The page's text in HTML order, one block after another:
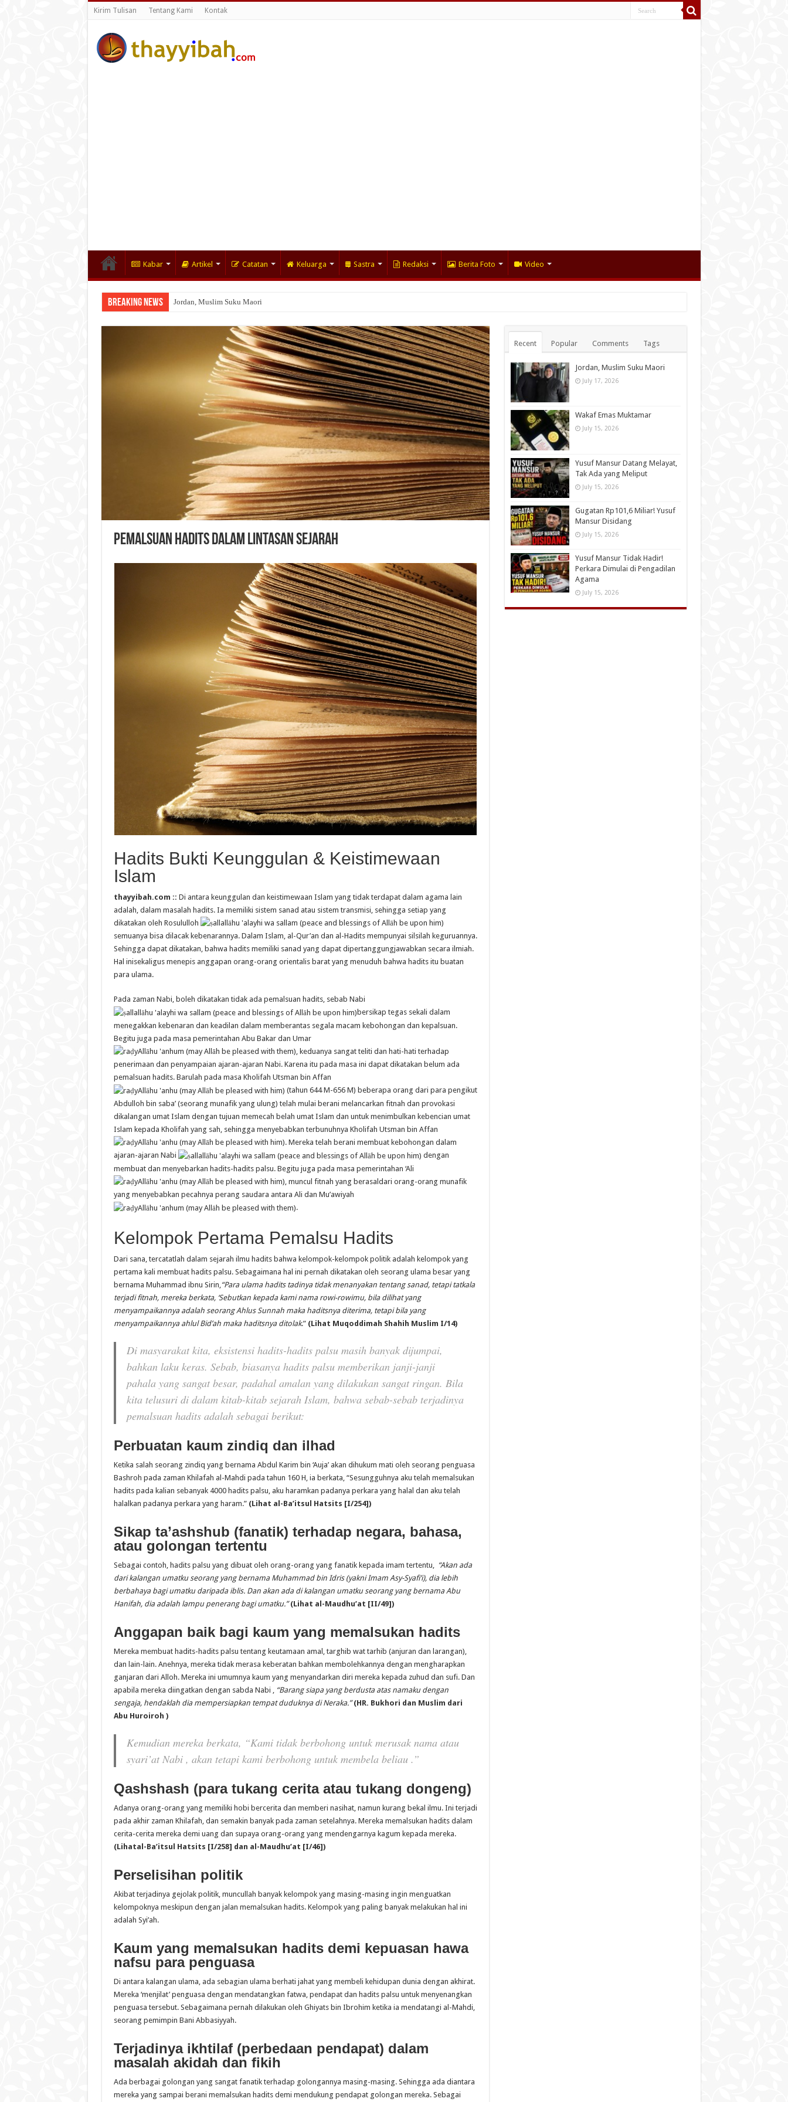
Kirim Tulisan Tentang Kami Kontak
Kabar Artikel Catatan Keluarga Sastra Redaksi Berita Foto Video
Breaking News Jordan, Muslim Suku Maori
Wakaf Emas Muktamar
Pemalsuan Hadits Dalam Lintasan Sejarah
Hadits Bukti Keunggulan & Keistimewaan
Islam
thayyibah.com :: Di antara keunggulan dan keistimewaan Islam yang tidak terdapat dalam agama lain
adalah, dalam masalah hadits. Ia memiliki sistem sanad atau sistem transmisi, sehingga setiap yang
dikatakan oleh Rosululloh
semuanya bisa dilacak kebenarannya. Dalam Islam, al-Qur’an dan al-Hadits mempunyai silsilah keguruannya.
Sehingga dapat dikatakan, bahwa hadits memiliki sanad yang dapat dipertanggungjawabkan secara ilmiah.
Hal inisekaligus menepis anggapan orang-orang orientalis barat yang menuduh bahwa hadits itu buatan
para ulama.
Pada zaman Nabi, boleh dikatakan tidak ada pemalsuan hadits, sebab Nabi
bersikap tegas sekali dalam
menegakkan kebenaran dan keadilan dalam memberantas segala macam kebohongan dan kepalsuan.
Begitu juga pada masa pemerintahan Abu Bakar dan Umar
, keduanya sangat teliti dan hati-hati terhadap
penerimaan dan penyampaian ajaran-ajaran Nabi. Karena itu pada masa ini dapat dikatakan belum ada
pemalsuan hadits. Barulah pada masa Kholifah Utsman bin Affan
(tahun 644 M-656 M) beberapa orang dari para pengikut
Abdulloh bin saba’ (seorang munafik yang ulung) telah mulai berani melancarkan fitnah dan provokasi
dikalangan umat Islam dengan tujuan memecah belah umat Islam dan untuk menimbulkan kebencian umat
Islam kepada Kholifah yang sah, sehingga menyebabkan terbunuhnya Kholifah Utsman bin Affan
. Mereka telah berani membuat kebohongan dalam
ajaran-ajaran Nabi
dengan
membuat dan menyebarkan hadits-hadits palsu. Begitu juga pada masa pemerintahan ‘Ali
, muncul fitnah yang berasaldari orang-orang munafik
yang menyebabkan pecahnya perang saudara antara Ali dan Mu’awiyah
.
Kelompok Pertama Pemalsu Hadits
Dari sana, tercatatlah dalam sejarah ilmu hadits bahwa kelompok-kelompok politik adalah kelompok yang
pertama kali membuat hadits palsu. Sebagaimana hal ini pernah dikatakan oleh seorang ulama besar yang
bernama Muhammad ibnu Sirin, “Para ulama hadits tadinya tidak menanyakan tentang sanad, tetapi tatkala
terjadi fitnah, mereka berkata, ‘Sebutkan kepada kami nama rowi-rowimu, bila dilihat yang
menyampaikannya adalah seorang AhlusSunnah maka haditsnya diterima, tetapi bila yang
menyampaikannya ahlulBid’ah maka haditsnya ditolak.” (Lihat Muqoddimah Shahih Muslim I/14)
Di masyarakat kita, eksistensi hadits-hadits palsu masih banyak dijumpai,
bahkan laku keras. Sebab, biasanya hadits palsu memberikan janji-janji
pahala yang sangat besar, padahal amalan yang dilakukan sangat ringan. Bila
kita telusuri di dalam kitab-kitab sejarah Islam, bahwa sebab-sebab terjadinya
pemalsuan hadits adalah sebagai berikut:
Perbuatan kaum zindiq dan ilhad
Ketika salah seorang zindiq yang bernama Abdul Karim bin ‘Auja’ akan dihukum mati oleh seorang penguasa
Bashroh pada zaman Khilafah al-Mahdi pada tahun 160 H, ia berkata, “Sesungguhnya aku telah memalsukan
hadits pada kalian sebanyak 4000 hadits palsu, aku haramkan padanya perkara yang halal dan aku telah
halalkan padanya perkara yang haram.” (Lihat a l-Ba’itsul Hatsits [I/254])
Sikap ta’ashshub (fanatik) terhadap negara, bahasa,
atau golongan tertentu
Sebagai contoh, hadits palsu yang dibuat oleh orang-orang yang fanatik kepada imam tertentu, “Akan ada
dari kalangan umatku seorang yang bernama Muhammad bin Idris (yakni Imam Asy-Syafi’i), dia lebih
berbahaya bagi umatku daripada iblis. Dan akan ada di kalangan umatku seorang yang bernama Abu
Hanifah, dia adalah lampu penerang bagi umatku.”(Lihat a l-Maudhu’at [II/49])
Anggapan baik bagi kaum yang memalsukan hadits
Mereka membuat hadits-hadits palsu tentang keutamaan amal, targhib wat tarhib (anjuran dan larangan),
dan lain-lain. Anehnya, mereka tidak merasa keberatan bahkan membolehkannya dengan mengharapkan
ganjaran dari Alloh. Mereka ini umumnya kaum yang menyandarkan diri mereka kepada zuhud dan sufi. Dan
apabila mereka diingatkan dengan sabda Nabi , “Barang siapa yang berdusta atas namaku dengan
sengaja, hendaklah dia mempersiapkan tempat duduknya di Neraka.”(HR. Bukhori dan Muslim dari
Abu Huroiro h )
Kemudian mereka berkata, “Kami tidak berbohong untuk merusak nama atau
syari’at Nabi , akan tetapi kami berbohong untuk membela beliau .”
Qashshash (para tukang cerita atau tukang dongeng)
Adanya orang-orang yang memiliki hobi bercerita dan memberi nasihat, namun kurang bekal ilmu. Ini terjadi
pada akhir zaman Khilafah, dan semakin banyak pada zaman setelahnya. Mereka memalsukan hadits dalam
cerita-cerita mereka demi uang dan supaya orang-orang yang mendengarnya kagum kepada mereka.
(Lihata l-Ba’itsul Hatsits [I/258] dan a l-Maudhu’at [I/46])
Perselisihan politik
Akibat terjadinya gejolak politik, muncullah banyak kelompok yang masing-masing ingin menguatkan
kelompoknya meskipun dengan jalan memalsukan hadits. Kelompok yang paling banyak melakukan hal ini
adalah Syi’ah.
Kaum yang memalsukan hadits demi kepuasan hawa
nafsu para penguasa
Di antara kalangan ulama, ada sebagian ulama berhati jahat yang membeli kehidupan dunia dengan akhirat.
Mereka ‘menjilat’ penguasa dengan mendatangkan fatwa, pendapat dan hadits palsu untuk menyenangkan
penguasa tersebut. Sebagaimana pernah dilakukan oleh Ghiyats bin Ibrohim ketika ia mendatangi al-Mahdi,
seorang pemimpin Bani Abbasiyyah.
Terjadinya ikhtilaf (perbedaan pendapat) dalam
masalah akidah dan fikih
Ada berbagai golongan yang sangat fanatik terhadap golongannya masing-masing. Sehingga ada diantara
mereka yang sampai berani memalsukan hadits demi mendukung pendapat golongan mereka. Sebagai
Recent Popular Comments Tags
Jordan, Muslim Suku Maori
July 17, 2026
Wakaf Emas Muktamar
July 15, 2026
Yusuf Mansur Datang Melayat,
Tak Ada yang Meliput
July 15, 2026
Gugatan Rp101,6 Miliar! Yusuf
Mansur Disidang
July 15, 2026
Yusuf Mansur Tidak Hadir!
Perkara Dimulai di Pengadilan
Agama
July 15, 2026